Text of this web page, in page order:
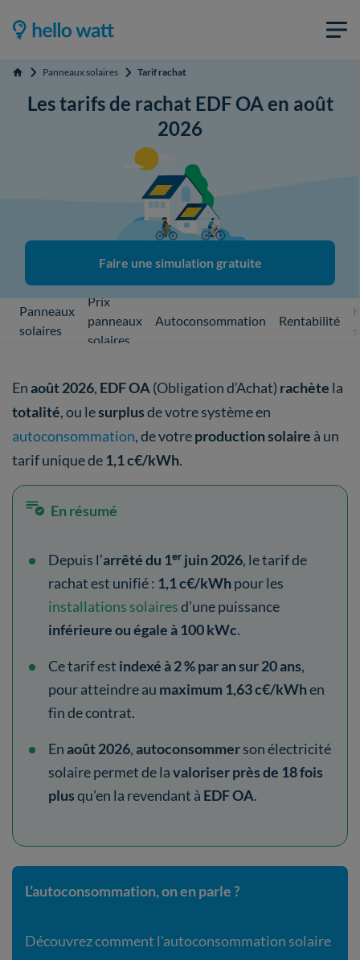
Accueil Panneaux solaires Tarif rachat
Les tarifs de rachat EDF OA en août
2026
Faire une simulation gratuite
Panneaux
solaires
Prix
panneaux
solaires
Autoconsommation Rentabilité
Enaoût 2026, EDF OA (Obligation d’Achat) rachète la
totalité, ou lesurplusde votre système en
autoconsommation, de votreproduction solaire à un
tarif unique de1,1 c€/kWh.
En résumé
Depuis l’arrêté du 1ᵉʳ juin 2026, le tarif de
rachat est unifié : 1,1 c€/kWhpour les
installations solairesd’une puissance
inférieure ou égale à 100 kWc.
Ce tarif est indexé à 2 % par an sur 20 ans,
pour atteindre au maximum 1,63 c€/kWhen
fin de contrat.
Enaoût 2026,autoconsommerson électricité
solaire permet de lavaloriser près de 18 fois
plusqu'en la revendant à EDF OA.
L’autoconsommation, on en parle ?
Découvrez comment l'autoconsommation solaire